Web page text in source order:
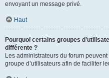
envoyant un message privé.
Haut
Pourquoi certains groupes
différente ?
Les administrateurs du forum
groupe d’utilisateurs afin de faciliter